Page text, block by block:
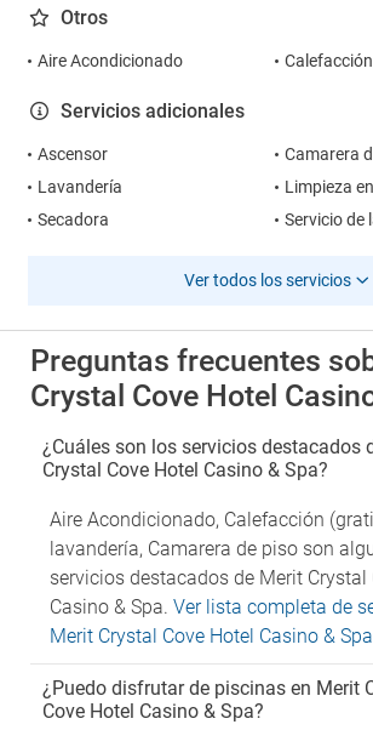
Otros
Aire Acondicionado
Servicios adicionales
Ascensor
Camarera
Lavandería
Limpieza
Secadora
Servicio de
Ver todos los servicios
Preguntas frecuentes
Crystal Cove Hotel
¿Cuáles son los servicios destacados
Crystal Cove Hotel Casino & Spa?
Aire Acondicionado, Calefacción
lavandería, Camarera de piso son
servicios destacados de Merit Crystal
Casino & Spa. Ver lista completa de
Merit Crystal Cove Hotel Casino & Spa
¿Puedo disfrutar de piscinas en Merit
Cove Hotel Casino & Spa?